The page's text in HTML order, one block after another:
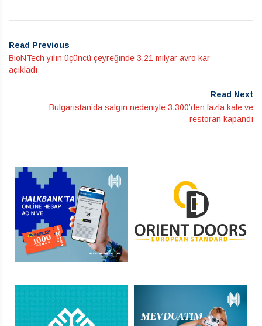
Read Previous
BioNTech yılın üçüncü çeyreğinde 3,21 milyar avro kar
açıkladı
Read Next
Bulgaristan’da salgın nedeniyle 3.300’den fazla kafe ve
restoran kapandı